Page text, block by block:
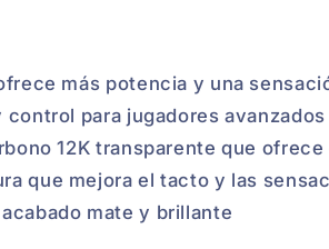
más potencia y una
para jugadores
12K transparente que
que mejora el tacto y las
mate y brillante